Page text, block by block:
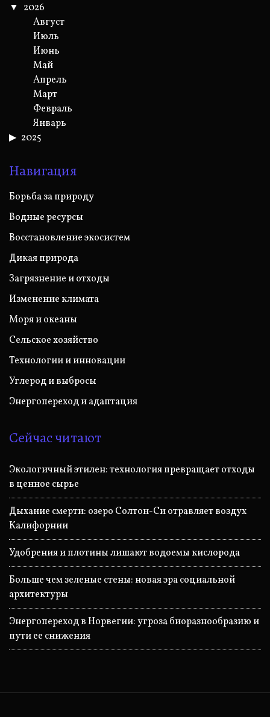
2026
Август
Июль
Июнь
Май
Апрель
Март
Февраль
Январь
2025
Навигация
Борьба за природу
Водные ресурсы
Восстановление экосистем
Дикая природа
Загрязнение и отходы
Изменение климата
Моря и океаны
Сельское хозяйство
Технологии и инновации
Углерод и выбросы
Энергопереход и адаптация
Сейчас читают
Экологичный этилен: технология превращает отходы
в ценное сырье
Дыхание смерти: озеро Солтон-Си отравляет воздух
Калифорнии
Удобрения и плотины лишают водоемы кислорода
Больше чем зеленые стены: новая эра социальной
архитектуры
Энергопереход в Норвегии: угроза биоразнообразию и
пути ее снижения